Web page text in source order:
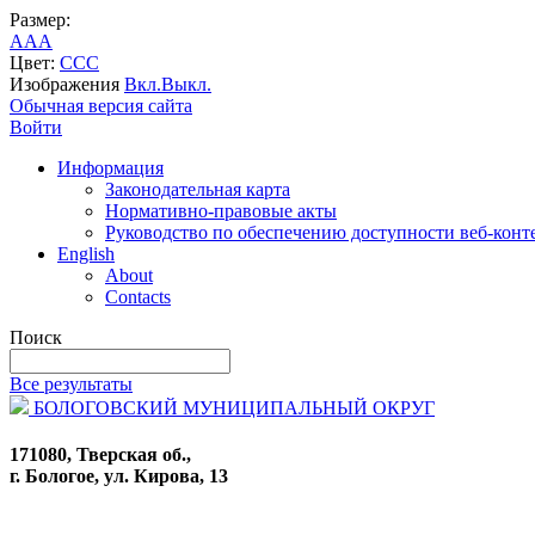
Размер:
AAA
Цвет: CCC
Изображения Вкл.Выкл.
Обычная версия сайта
Войти
Информация
Законодательная карта
Нормативно-правовые акты
Руководство по обеспечению доступности веб-
English
About
Contacts
Поиск
Все результаты
БОЛОГОВСКИЙ МУНИЦИПАЛЬНЫЙ ОКРУГ
171080, Тверская об.,
г. Бологое, ул. Кирова, 13